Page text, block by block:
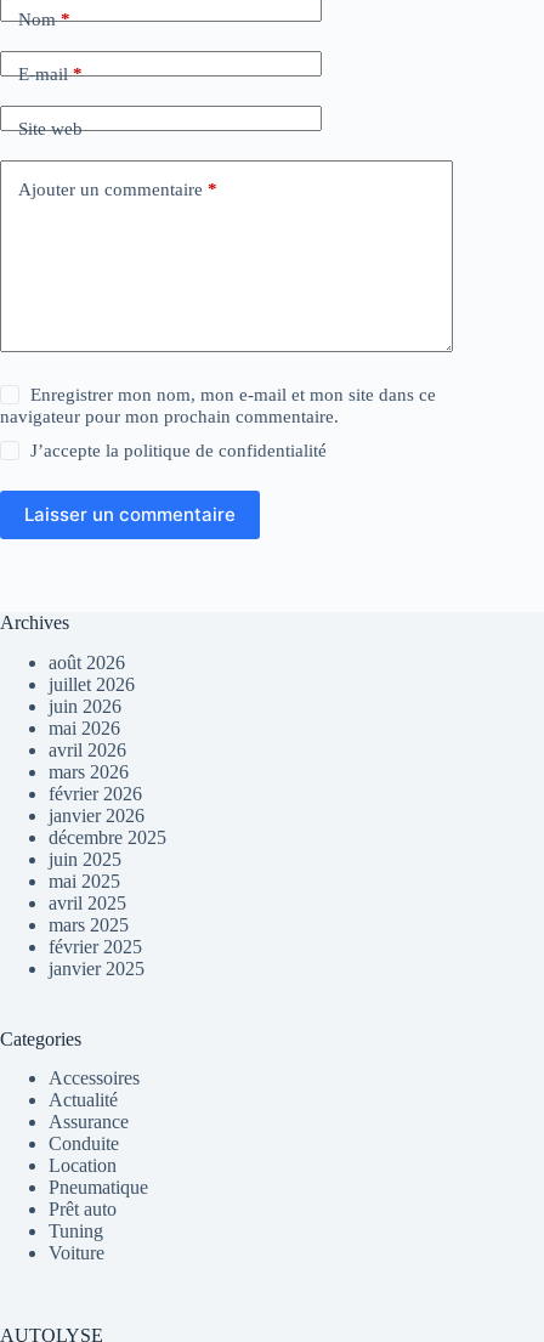
Nom*
E-mail*
Site web
Ajouter un commentaire *
Enregistrer mon nom, mon e-mail et mon site dans ce
navigateur pour mon prochain commentaire.
J’accepte lapolitique de confidentialité
Laisser un commentaire
Archives
août 2026
juillet 2026
juin 2026
mai 2026
avril 2026
mars 2026
février 2026
janvier 2026
décembre 2025
juin 2025
mai 2025
avril 2025
mars 2025
février 2025
janvier 2025
Categories
Accessoires
Actualité
Assurance
Conduite
Location
Pneumatique
Prêt auto
Tuning
Voiture
AUTOLYSE